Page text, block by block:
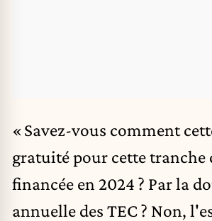
« Savez-vous comment
gratuité pour cette tranche
financée en 2024 ? Par la
annuelle des TEC ? Non,